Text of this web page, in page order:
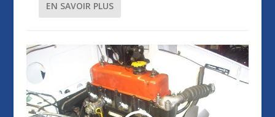
EN SAVOIR PLUS